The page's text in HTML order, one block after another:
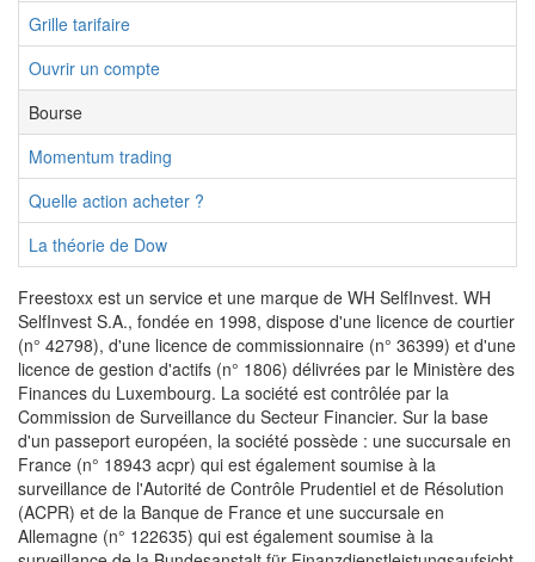
Grille tarifaire
Ouvrir un compte
Bourse
Momentum trading
Quelle action acheter ?
La théorie de Dow
Freestoxx est un service et une marque de WH SelfInvest. WH
SelfInvest S.A., fondée en 1998, dispose d'une licence de courtier
(n° 42798), d'une licence de commissionnaire (n° 36399) et d'une
licence de gestion d'actifs (n° 1806) délivrées par le Ministère des
Finances du Luxembourg. La société est contrôlée par la
Commission de Surveillance du Secteur Financier. Sur la base
d'un passeport européen, la société possède : une succursale en
France (n° 18943 acpr) qui est également soumise à la
surveillance de l'Autorité de Contrôle Prudentiel et de Résolution
(ACPR) et de la Banque de France et une succursale en
Allemagne (n° 122635) qui est également soumise à la